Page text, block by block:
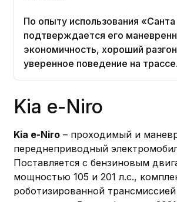
По опыту использования
подтверждается его
экономичность, хороший
уверенное поведение на трассе.
Kia e-Niro
Kia e-Niro – проходимый и
переднеприводный
Поставляется с бензиновым
мощностью 105 и 201 л.с.,
роботизированной